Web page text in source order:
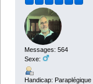
Messages: 564
Sexe:
Handicap: Paraplégique